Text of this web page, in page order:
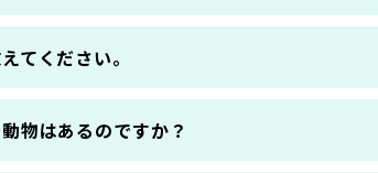
てください。
物はあるのですか？